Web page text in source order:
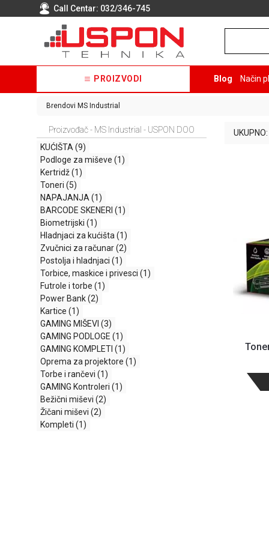
Call Centar: 032/346-745
PROIZVODI Blog Način
Brendovi MS Industrial
Proizvođač - MS Industrial - USPON DOO
KUĆIŠTA (9)
Podloge za miševe (1)
Kertridž (1)
Toneri (5)
NAPAJANJA (1)
BARCODE SKENERI (1)
Biometrijski (1)
Hladnjaci za kućišta (1)
Zvučnici za računar (2)
Postolja i hladnjaci (1)
Torbice, maskice i privesci (1)
Futrole i torbe (1)
Power Bank (2)
Kartice (1)
GAMING MIŠEVI (3)
GAMING PODLOGE (1)
GAMING KOMPLETI (1)
Oprema za projektore (1)
Torbe i rančevi (1)
GAMING Kontroleri (1)
Bežični miševi (2)
Žičani miševi (2)
Kompleti (1)